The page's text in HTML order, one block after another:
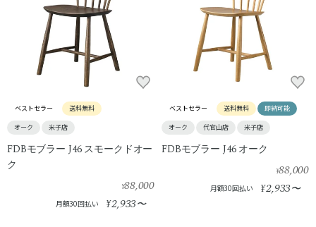
ベストセラー 送料無料
オーク 米子店
FDBモブラー J46 スモークドオー
ク
¥88,000
月額30回払い ¥2,933〜
ベストセラー 送料無料 即納可能
オーク 代官山店 米子店
FDBモブラー J46 オーク
¥88,000
月額30回払い ¥2,933〜